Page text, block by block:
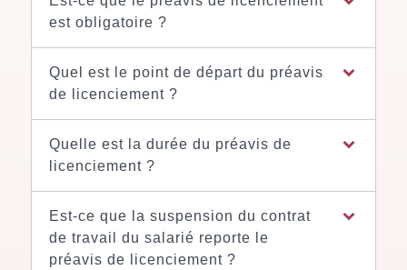
est obligatoire ?
Quel est le point de départ du préavis
de licenciement ?
Quelle est la durée du préavis de
licenciement ?
Est-ce que la suspension du contrat
de travail du salarié reporte le
préavis de licenciement ?